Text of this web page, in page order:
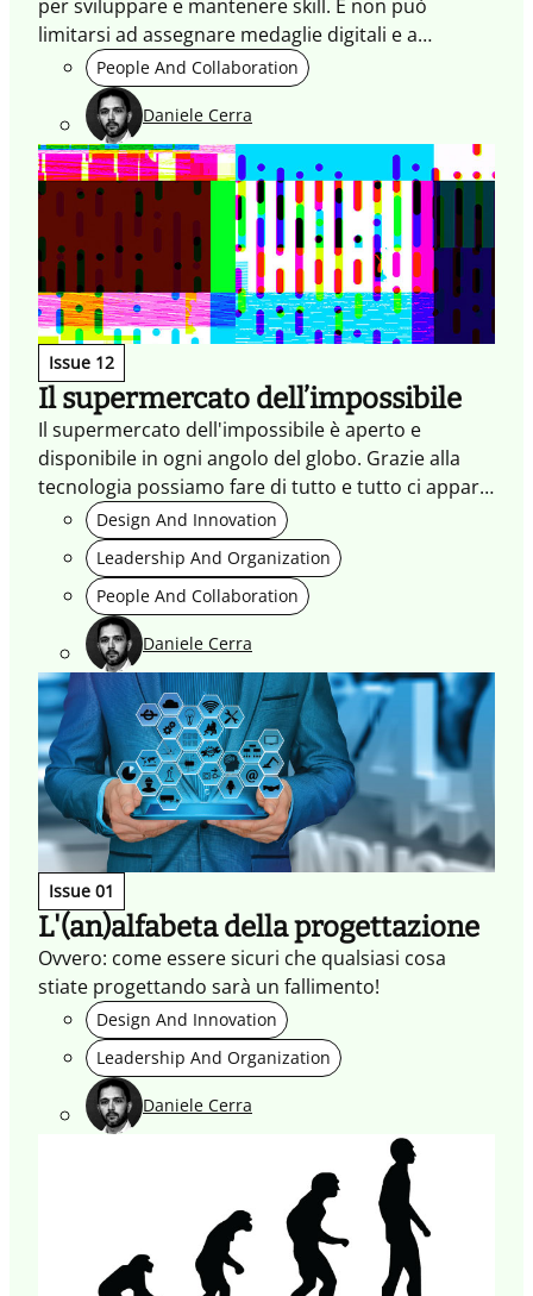
per sviluppare e mantenere skill. E non può
limitarsi ad assegnare medaglie digitali e a
proporre incentivi
People And Collaboration
Daniele Cerra
Issue 12
Il supermercato dell’impossibile
Il supermercato dell'impossibile è aperto e
disponibile in ogni angolo del globo. Grazie alla
tecnologia possiamo fare di tutto e tutto ci appare
normale. Ma ci sono dei rischi legati a queste
abitudini, secono Daniele Cerra, Digital Innovation
officer @ Logotel.
Design And Innovation
Leadership And Organization
People And Collaboration
Daniele Cerra
Issue 01
L'(an)alfabeta della progettazione
Ovvero: come essere sicuri che qualsiasi cosa
stiate progettando sarà un fallimento!
Design And Innovation
Leadership And Organization
Daniele Cerra